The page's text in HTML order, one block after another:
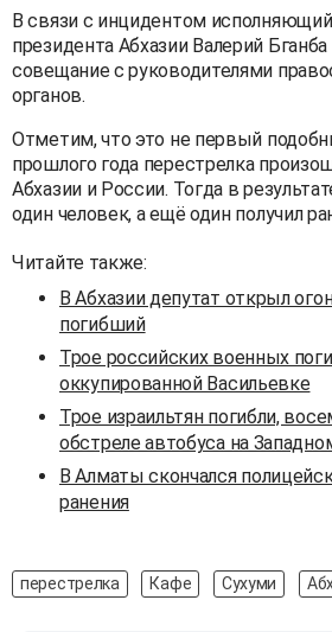
В связи с инцидентом
президента Абхазии Валерий
совещание с руководителями
органов.
Отметим, что это не первый
прошлого года перестрелка
Абхазии и России. Тогда в
один человек, а ещё один получил
Читайте также:
В Абхазии депутат открыл
погибший
Трое российских военных
оккупированной Васильевке
Трое израильтян погибли,
обстреле автобуса на
В Алматы скончался
ранения
перестрелка Кафе Сухуми